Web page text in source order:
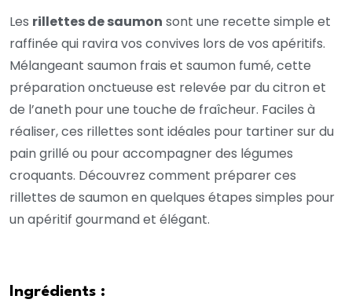
Les rillettes de saumon sont une recette simple et
raffinée qui ravira vos convives lors de vos apéritifs.
Mélangeant saumon frais et saumon fumé, cette
préparation onctueuse est relevée par du citron et
de l’aneth pour une touche de fraîcheur. Faciles à
réaliser, ces rillettes sont idéales pour tartiner sur du
pain grillé ou pour accompagner des légumes
croquants. Découvrez comment préparer ces
rillettes de saumon en quelques étapes simples pour
un apéritif gourmand et élégant.
Ingrédients :